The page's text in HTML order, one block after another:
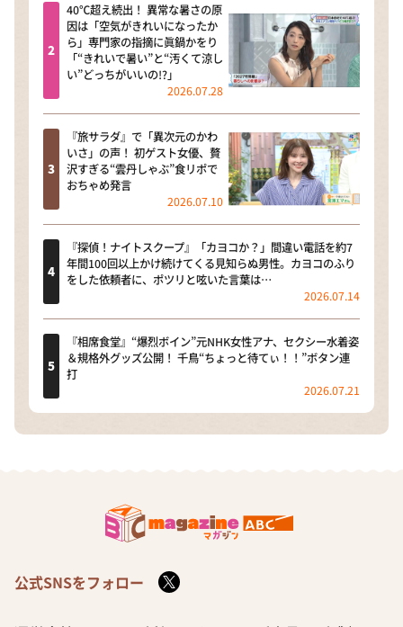
ポツンと一軒家
ザキ山小屋本館
ぺこぱのまるスポ
40℃超え続出！ 異常な暑さの原
因は「空気がきれいになったか
ら」専門家の指摘に眞鍋かをり
「“きれいで暑い”と“汚くて涼し
い”どっちがいいの!?」
2026.07.28
『旅サラダ』で「異次元のかわ
いさ」の声！ 初ゲスト女優、贅
沢すぎる“雲丹しゃぶ”食リポで
おちゃめ発言
2026.07.10
『探偵！ナイトスクープ』「カヨコか？」間違い電話を約7
年間100回以上かけ続けてくる見知らぬ男性。カヨコのふり
をした依頼者に、ポツリと呟いた言葉は…
2026.07.14
『相席食堂』“爆烈ボイン”元NHK女性アナ、セクシー水着姿
＆規格外グッズ公開！ 千鳥“ちょっと待てぃ！！”ボタン連
打
2026.07.21
公式SNSをフォロー